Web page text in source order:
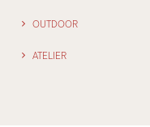
OUTDOOR
ATELIER